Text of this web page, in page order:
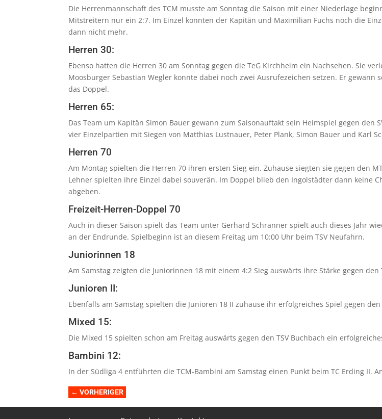
Die Herrenmannschaft des TCM musste am Sonntag die Saison mit einer Niederlage
Mitstreitern nur ein 2:7. Im Einzel konnten der Kapitän und Maximilian Fuchs noch die
dann nicht mehr.
Herren 30:
Ebenso hatten die Herren 30 am Sonntag gegen die TeG Kirchheim ein Nachsehen. Sie
Moosburger Sebastian Wegler konnte dabei noch zwei Ausrufezeichen setzen. Er
das Doppel.
Herren 65:
Das Team um Kapitän Simon Bauer gewann zum Saisonauftakt sein Heimspiel gegen
vier Einzelpartien mit Siegen von Matthias Lustnauer, Peter Plank, Simon Bauer und Karl
Herren 70
Am Montag spielten die Herren 70 ihren ersten Sieg ein. Zuhause siegten sie gegen den
Lehner spielten ihre Einzel dabei souverän. Im Doppel blieb den Ingolstädter dann keine
abgeben.
Freizeit-Herren-Doppel 70
Auch in dieser Saison spielt das Team unter Gerhard Schranner spielt auch dieses Jahr
an der Endrunde. Spielbeginn ist an diesem Freitag um 10:00 Uhr beim TSV Neufahrn.
Juniorinnen 18
Am Samstag zeigten die Juniorinnen 18 mit einem 4:2 Sieg auswärts ihre Stärke gegen den
Junioren II:
Ebenfalls am Samstag spielten die Junioren 18 II zuhause ihr erfolgreiches Spiel gegen
Mixed 15:
Die Mixed 15 spielten schon am Freitag auswärts gegen den TSV Buchbach ein
Bambini 12:
In der Südliga 4 entführten die TCM-Bambini am Samstag einen Punkt beim TC Erding II.
←VORHERIGER